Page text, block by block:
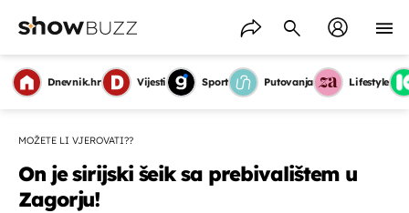
Dnevnik.hr Vijesti Sport Putovanja Lifestyle
MOŽETE LI VJEROVATI??
On je sirijski šeik sa prebivalištem u
Zagorju!